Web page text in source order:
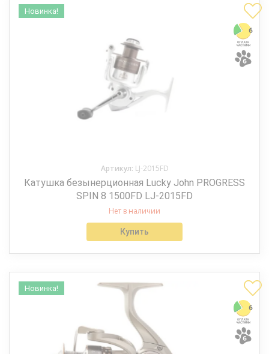
Новинка!
Артикул: LJ-2015FD
Катушка безынерционная Lucky John PROGRESS
SPIN 8 1500FD LJ-2015FD
Нет в наличии
Купить
Новинка!